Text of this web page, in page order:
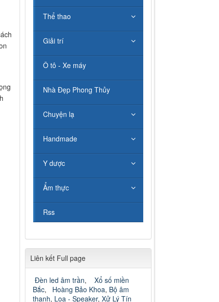
Thể thao
Giải trí
Ô tô - Xe máy
Nhà Đẹp Phong Thủy
Chuyện lạ
Handmade
Y dược
Ẩm thực
Rss
Liên kết Full page
Đèn led âm trần, Xổ số miền
Bắc, Hoàng Bảo Khoa, Bộ âm
thanh, Loa - Speaker, Xử Lý Tín